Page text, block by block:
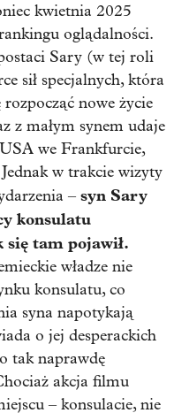
kwietnia 2025
oglądalności.
Sary (w tej roli
sił specjalnych, która
rozpocząć nowe życie
z małym synem udaje
we Frankfurcie,
w trakcie wizyty
– syn Sary
konsulatu
się tam pojawił.
władze nie
konsulatu, co
syna napotykają
o jej desperackich
tak naprawdę
akcja filmu
– konsulacie, nie